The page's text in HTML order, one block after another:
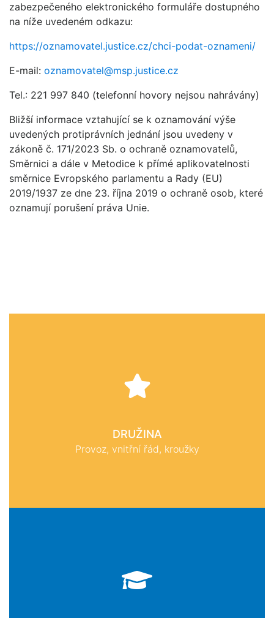
zabezpečeného elektronického formuláře dostupného
na níže uvedeném odkazu:
https://oznamovatel.justice.cz/chci-podat-oznameni/
E-mail: oznamovatel@msp.justice.cz
Tel.: 221 997 840 (telefonní hovory nejsou nahrávány)
Bližší informace vztahující se k oznamování výše
uvedených protiprávních jednání jsou uvedeny v
zákoně č. 171/2023 Sb. o ochraně oznamovatelů,
Směrnici a dále v Metodice k přímé aplikovatelnosti
směrnice Evropského parlamentu a Rady (EU)
2019/1937 ze dne 23. října 2019 o ochraně osob, které
oznamují porušení práva Unie.
DRUŽINA
Provoz, vnitřní řád, kroužky